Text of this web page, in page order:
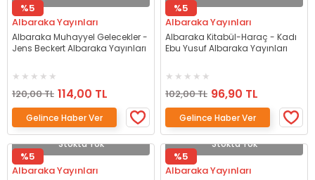
%5
Albaraka Yayınları
Albaraka Muhayyel Gelecekler -
Jens Beckert Albaraka Yayınları
120,00 TL 114,00 TL
Gelince Haber Ver
%5
Albaraka Yayınları
Albaraka Kitabül-Haraç - Kadı
Ebu Yusuf Albaraka Yayınları
102,00 TL 96,90 TL
Gelince Haber Ver
Stokta Yok
%5
Albaraka Yayınları
Stokta Yok
%5
Albaraka Yayınları